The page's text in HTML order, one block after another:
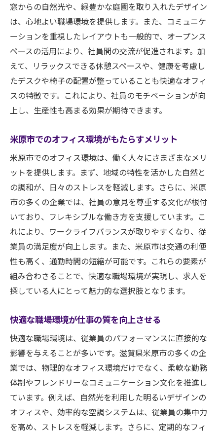
求人数が多い業界は？
米原市の企業が求める人材像
快適オフィスが提供するキャリアパス
米原市での効果的な応募方法
快適オフィスで働く！米原市の求人市場の特徴
米原市の求人市場の動向を解説
快適オフィス求人市場の今後の展望
地元企業が注目するスキルセット
米原市で人気のある業種とは？
快適オフィス市場の競争力
米原市の求人情報を徹底解説！快適オフィスの
魅力とは
米原市の快適オフィスで働く魅力
快適オフィスの設備紹介
職場環境がもたらす心理的効果
米原市での快適オフィスの特徴
快適オフィスでの働き方の多様性
滋賀県米原市で働くならここ！快適オフィス求
人の注目ポイント
米原市での求人における重要なポイント
快適オフィスでの働き方のポイント
職場選びで大切な要素
米原市での求人を探す際のアドバイス
快適オフィスでの成功事例
窓からの自然光や、緑豊かな庭園を取り入れたデザイン
は、心地よい職場環境を提供します。また、コミュニケ
ーションを重視したレイアウトも一般的で、オープンス
ペースの活用により、社員間の交流が促進されます。加
えて、リラックスできる休憩スペースや、健康を考慮し
たデスクや椅子の配置が整っていることも快適なオフィ
スの特徴です。これにより、社員のモチベーションが向
上し、生産性も高まる効果が期待できます。
米原市でのオフィス環境がもたらすメリット
米原市でのオフィス環境は、働く人々にさまざまなメリ
ットを提供します。まず、地域の特性を活かした自然と
の調和が、日々のストレスを軽減します。さらに、米原
市の多くの企業では、社員の意見を尊重する文化が根付
いており、フレキシブルな働き方を支援しています。こ
れにより、ワークライフバランスが取りやすくなり、従
業員の満足度が向上します。また、米原市は交通の利便
性も高く、通勤時間の短縮が可能です。これらの要素が
組み合わさることで、快適な職場環境が実現し、求人を
探している人にとって魅力的な選択肢となります。
快適な職場環境が仕事の質を向上させる
快適な職場環境は、従業員のパフォーマンスに直接的な
影響を与えることが多いです。滋賀県米原市の多くの企
業では、物理的なオフィス環境だけでなく、柔軟な勤務
体制やフレンドリーなコミュニケーション文化を推進し
ています。例えば、自然光を利用した明るいデザインの
オフィスや、効率的な空調システムは、従業員の集中力
を高め、ストレスを軽減します。さらに、定期的なフィ